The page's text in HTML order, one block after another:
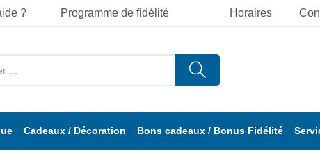
Horaires
? Programme de fidélité
Cadeaux / Décoration Bons cadeaux / Bonus Fidélité